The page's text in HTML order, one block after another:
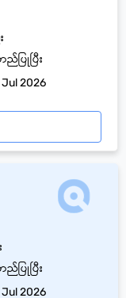
ပြုပြီး
2026
ပြုပြီး
2026